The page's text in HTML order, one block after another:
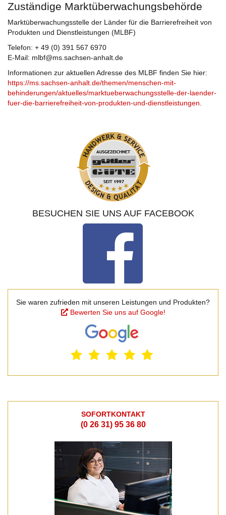
Zuständige Marktüberwachungsbehörde
Marktüberwachungsstelle der Länder für die Barrierefreiheit von
Produkten und Dienstleistungen (MLBF)
Telefon: + 49 (0) 391 567 6970
E-Mail: mlbf@ms.sachsen-anhalt.de
Informationen zur aktuellen Adresse des MLBF finden Sie hier:
https://ms.sachsen-anhalt.de/themen/menschen-mit-
behinderungen/aktuelles/marktueberwachungsstelle-der-laender-
fuer-die-barrierefreiheit-von-produkten-und-dienstleistungen.
BESUCHEN SIE UNS AUF FACEBOOK
Sie waren zufrieden mit unseren Leistungen und Produkten?
Bewerten Sie uns auf Google!
SOFORTKONTAKT
(0 26 31) 95 36 80